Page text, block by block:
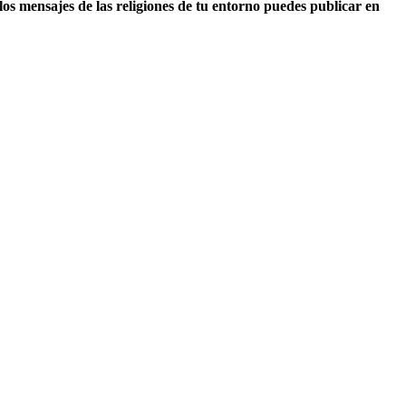
mensajes de las religiones de tu entorno puedes publicar en